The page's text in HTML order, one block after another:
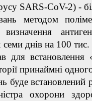
SARS-CoV-2) -
методом
визначення
семи днів на 100
для встановлення
принаймні
буде
охорони